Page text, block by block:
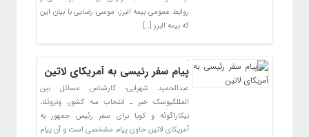
روابط عمومی بیمه البرز، موسی رضایی با بیان این
که بیمه البرز […]
پیام سفر رئیسی به آمریکای لاتین
عبدالحمید شهرابی؛ کارشناس مسائل بین
المللکیوسک خبر ـ انتخاب سه کشور، ونزوئلا،
نیکاراگوئه و کوبا برای سفر رئیس جمهور به
آمریکای لاتین حاوی پیام مشخصی است و آن پیام